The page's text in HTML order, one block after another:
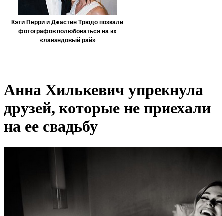
Кэти Перри и Джастин Трюдо позвали
фотографов полюбоваться на их
«лавандовый рай»
Анна Хилькевич упрекнула
друзей, которые не приехали
на ее свадьбу